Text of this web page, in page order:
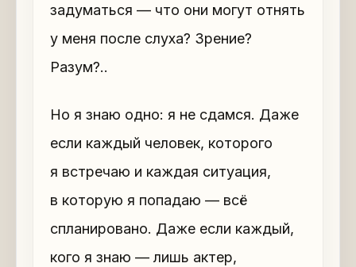
задуматься — что они могут отнять
у меня после слуха? Зрение?
Разум?..
Но я знаю одно: я не сдамся. Даже
если каждый человек, которого
я встречаю и каждая ситуация,
в которую я попадаю — всё
спланировано. Даже если каждый,
кого я знаю — лишь актер,